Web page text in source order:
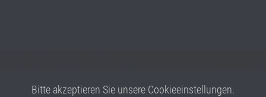
Bitte akzeptieren Sie unsere Cookieeinstellungen.